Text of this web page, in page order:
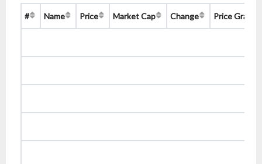
# Name Price Market Cap Change Price Graph